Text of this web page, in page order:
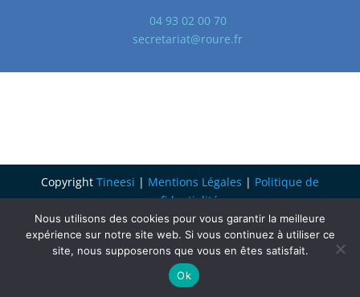
04 93 02 00 70
secretariat@roure.fr
Copyright Tineesi | Mentions Légales | Politique de
confidentialité
Nous utilisons des cookies pour vous garantir la meilleure
expérience sur notre site web. Si vous continuez à utiliser ce
site, nous supposerons que vous en êtes satisfait.
Ok